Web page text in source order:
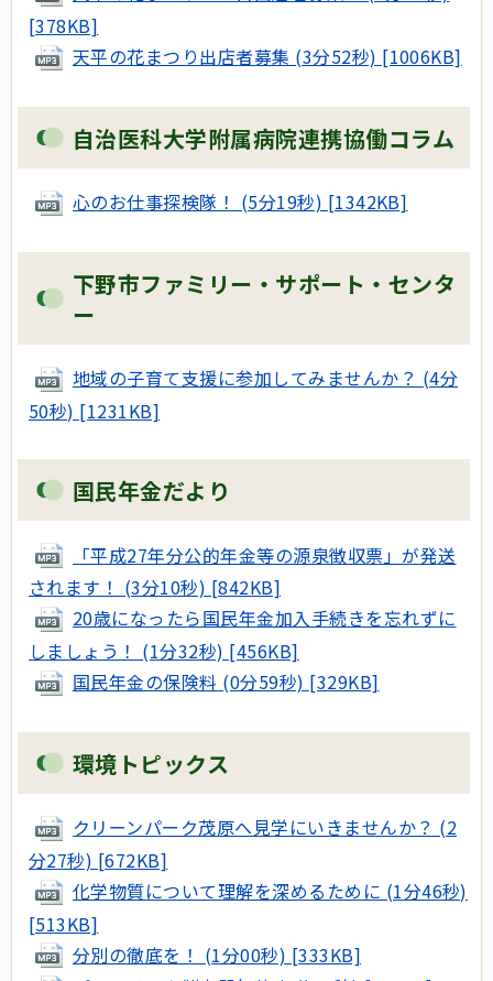
[378KB]
天平の花まつり出店者募集 (3分52秒) [1006KB]
自治医科大学附属病院連携協働コラム
心のお仕事探検隊！ (5分19秒) [1342KB]
下野市ファミリー・サポート・センタ
ー
地域の子育て支援に参加してみませんか？ (4分
50秒) [1231KB]
国民年金だより
「平成27年分公的年金等の源泉徴収票」が発送
されます！ (3分10秒) [842KB]
20歳になったら国民年金加入手続きを忘れずに
しましょう！ (1分32秒) [456KB]
国民年金の保険料 (0分59秒) [329KB]
環境トピックス
クリーンパーク茂原へ見学にいきませんか？ (2
分27秒) [672KB]
化学物質について理解を深めるために (1分46秒)
[513KB]
分別の徹底を！ (1分00秒) [333KB]